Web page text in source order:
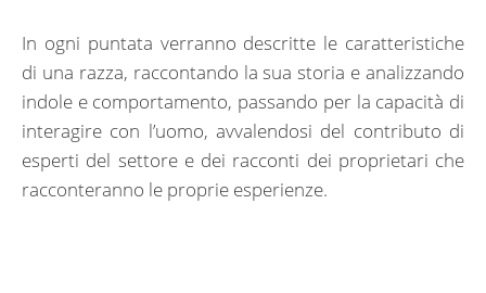
In ogni puntata verranno descritte le caratteristiche
di una razza, raccontando la sua storia e analizzando
indole e comportamento, passando per la capacità di
interagire con l’uomo, avvalendosi del contributo di
esperti del settore e dei racconti dei proprietari che
racconteranno le proprie esperienze.